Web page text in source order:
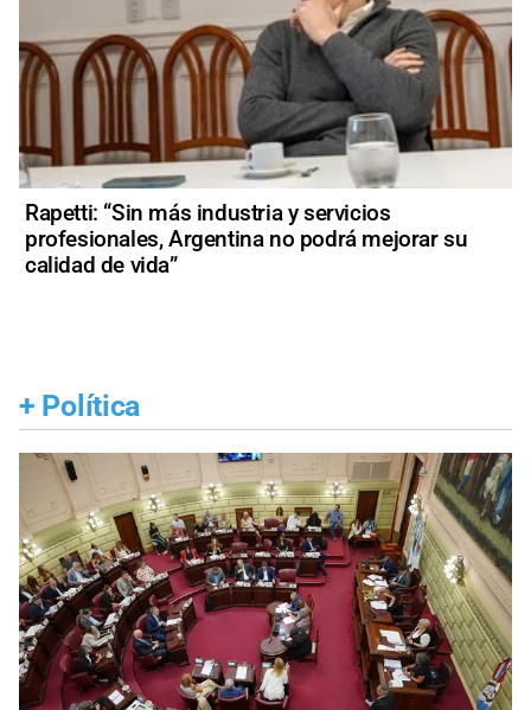
Rapetti: “Sin más industria y servicios
profesionales, Argentina no podrá mejorar su
calidad de vida”
+ Política